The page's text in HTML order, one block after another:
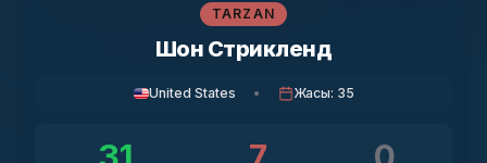
TARZAN
Шон Стрикленд
United States • Жасы: 35